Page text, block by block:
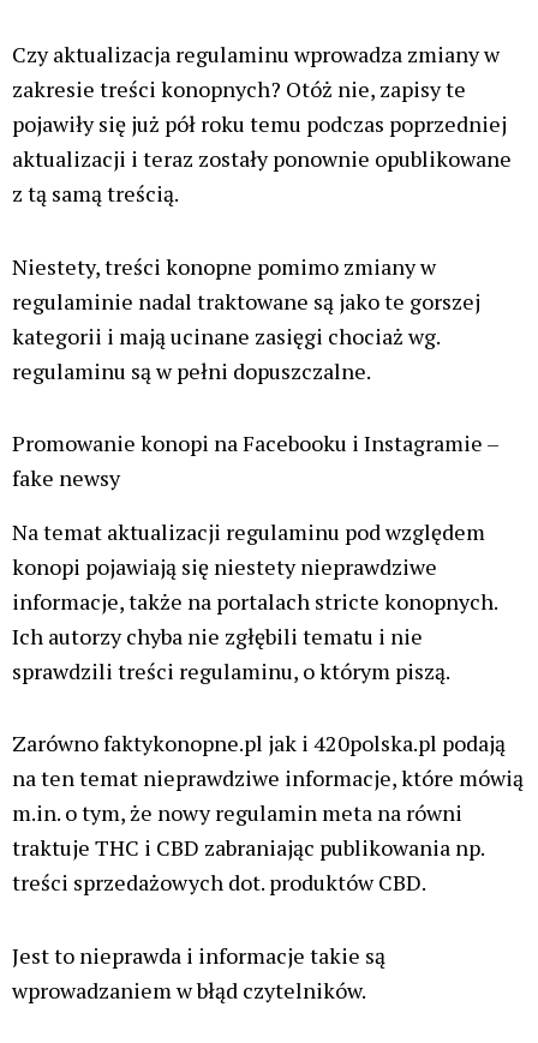
Czy aktualizacja regulaminu wprowadza zmiany w
zakresie treści konopnych? Otóż nie, zapisy te
pojawiły się już pół roku temu podczas poprzedniej
aktualizacji i teraz zostały ponownie opublikowane
z tą samą treścią.
Niestety, treści konopne pomimo zmiany w
regulaminie nadal traktowane są jako te gorszej
kategorii i mają ucinane zasięgi chociaż wg.
regulaminu są w pełni dopuszczalne.
Promowanie konopi na Facebooku i Instagramie –
fake newsy
Na temat aktualizacji regulaminu pod względem
konopi pojawiają się niestety nieprawdziwe
informacje, także na portalach stricte konopnych.
Ich autorzy chyba nie zgłębili tematu i nie
sprawdzili treści regulaminu, o którym piszą.
Zarówno faktykonopne.pl jak i 420polska.pl podają
na ten temat nieprawdziwe informacje, które mówią
m.in. o tym, że nowy regulamin meta na równi
traktuje THC i CBD zabraniając publikowania np.
treści sprzedażowych dot. produktów CBD.
Jest to nieprawda i informacje takie są
wprowadzaniem w błąd czytelników.